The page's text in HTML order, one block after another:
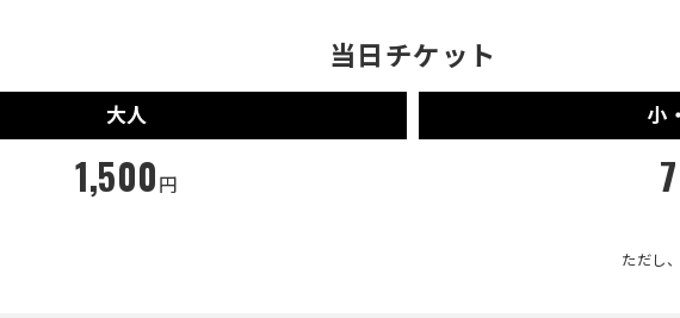
当日チケット
大人
1,500円
小
ただし